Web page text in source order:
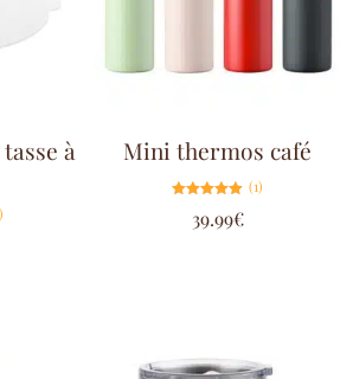
à
Mini thermos café
5.00
sur 5
(1)
39.99€